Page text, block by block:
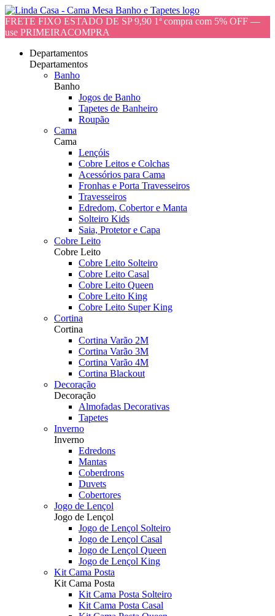
FRETE FIXO ESTADO DE SP 9,90 1ª compra com 5% OFF —
use PRIMEIRACOMPRA
Departamentos
Departamentos
Banho
Banho
Jogos de Banho
Tapetes de Banheiro
Roupão
Cama
Cama
Lençóis
Cobre Leitos e Colchas
Acessórios para Cama
Fronhas e Porta Travesseiros
Travesseiros
Edredom, Cobertor e Manta
Solteiro Kids
Saia, Protetor e Capa
Cobre Leito
Cobre Leito
Cobre Leito Solteiro
Cobre Leito Casal
Cobre Leito Queen
Cobre Leito King
Cobre Leito Super King
Cortina
Cortina
Cortina Varão 2M
Cortina Varão 3M
Cortina Varão 4M
Cortina Blackout
Decoração
Decoração
Almofadas Decorativas
Tapetes
Inverno
Inverno
Edredons
Mantas
Coberdrons
Duvets
Cobertores
Jogo de Lençol
Jogo de Lençol
Jogo de Lençol Solteiro
Jogo de Lençol Casal
Jogo de Lençol Queen
Jogo de Lençol King
Kit Cama Posta
Kit Cama Posta
Kit Cama Posta Solteiro
Kit Cama Posta Casal